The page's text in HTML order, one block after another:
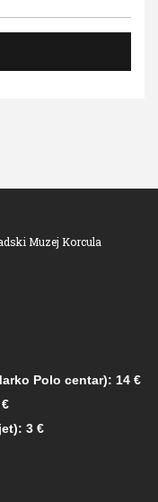
Muzej Korcula
Polo centar): 14 €
3 €